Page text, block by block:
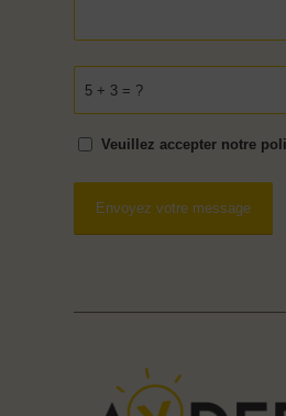
5 + 3 = ?
Veuillez accepter notre